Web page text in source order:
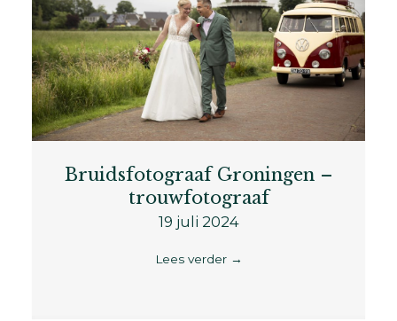
Bruidsfotograaf Groningen –
trouwfotograaf
19 juli 2024
Lees verder →